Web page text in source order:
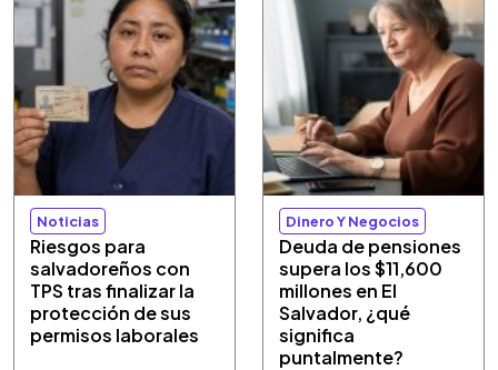
Noticias
Riesgos para
salvadoreños con
TPS tras finalizar la
protección de sus
permisos laborales
Dinero Y Negocios
Deuda de pensiones
supera los $11,600
millones en El
Salvador, ¿qué
significa
puntalmente?